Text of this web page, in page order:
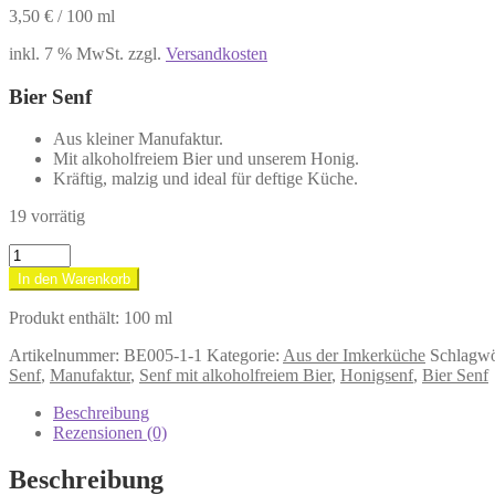
3,50 € / 100 ml
inkl. 7 % MwSt. zzgl. Versandkosten
Bier Senf
Aus kleiner Manufaktur.
Mit alkoholfreiem Bier und unserem Honig.
Kräftig, malzig und ideal für deftige Küche.
19 vorrätig
Bier
Senf
100
ml.
In den Warenkorb
Produkt enthält: 100 ml
Artikelnummer: BE005-1-1 Kategorie: Aus der Imkerküche
Senf, Manufaktur, Senf mit alkoholfreiem Bier, Honigsenf, Bier Senf
Beschreibung
Rezensionen (0)
Beschreibung